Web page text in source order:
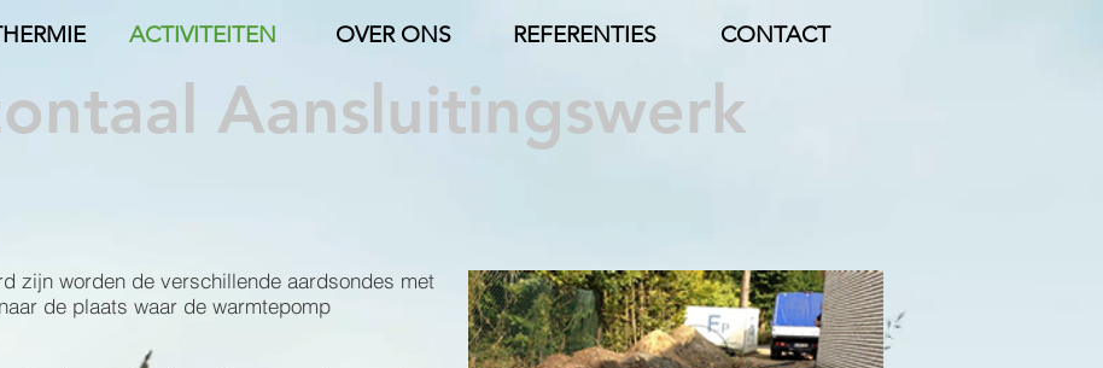
ACTIVITEITEN OVER ONS REFERENTIES CONTACT
Aansluitingswerk
zijn worden de verschillende aardsondes met
de plaats waar de warmtepomp